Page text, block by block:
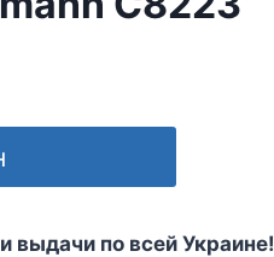
выдачи по всей Украине!